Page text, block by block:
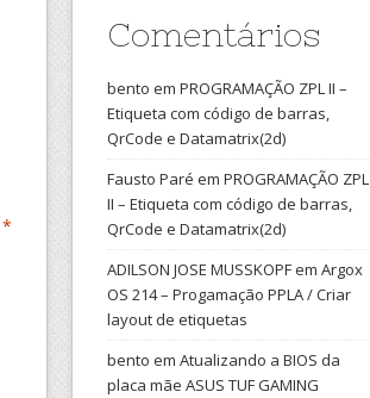
*
Comentários
bento em PROGRAMAÇÃO ZPL II –
Etiqueta com código de barras,
QrCode e Datamatrix(2d)
Fausto Paré em PROGRAMAÇÃO ZPL
II – Etiqueta com código de barras,
QrCode e Datamatrix(2d)
ADILSON JOSE MUSSKOPFem Argox
OS 214 – Progamação PPLA / Criar
layout de etiquetas
bento em Atualizando a BIOS da
placa mãe ASUS TUF GAMING